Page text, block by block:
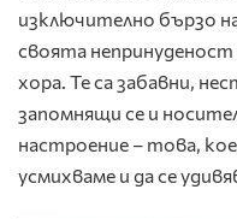
изключително бързо
своята
хора. Те са забавни,
запомнящи се и
настроение – това,
усмихваме и да се